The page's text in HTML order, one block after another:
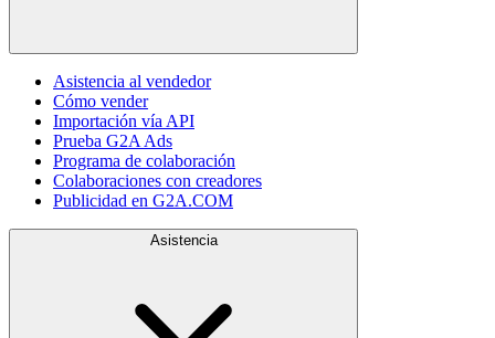
Asistencia al vendedor
Cómo vender
Importación vía API
Prueba G2A Ads
Programa de colaboración
Colaboraciones con creadores
Publicidad en G2A.COM
Asistencia